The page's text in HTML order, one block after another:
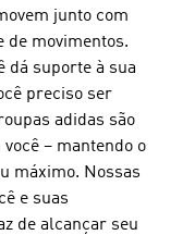
junto com
de movimentos.
dá suporte à sua
preciso ser
adidas são
– mantendo o
máximo. Nossas
e suas
de alcançar seu